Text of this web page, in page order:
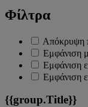
Φίλτρα
Απόκρυψη
Εμφάνιση
Εμφάνιση
Εμφάνιση
{{group.Title}}